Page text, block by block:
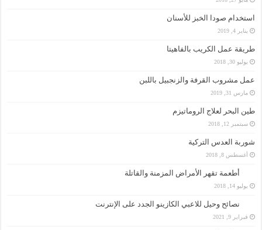
استخدام صودا الخبز للأسنان
يناير 4, 2019
طريقة عمل الكريب بالفاهيتا
يوليو 30, 2018
عمل مشروب القرفة والزنجبيل باللبن
مارس 31, 2019
طين البحر لعلاج الروماتيزم
سبتمبر 12, 2018
شوربة العدس التركية
أغسطس 8, 2018
أطعمة تقهر الأمراض المزمنة والقاتلة
يوليو 14, 2018
نصائح وحيل للاعبي الكازينو الجدد على الإنترنت
فبراير 9, 2021